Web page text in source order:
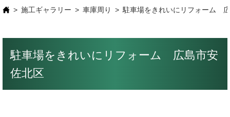
施工ギャラリー 車庫周り 駐車場をきれいにリフォーム
駐車場をきれいにリフォーム 広島市安
佐北区